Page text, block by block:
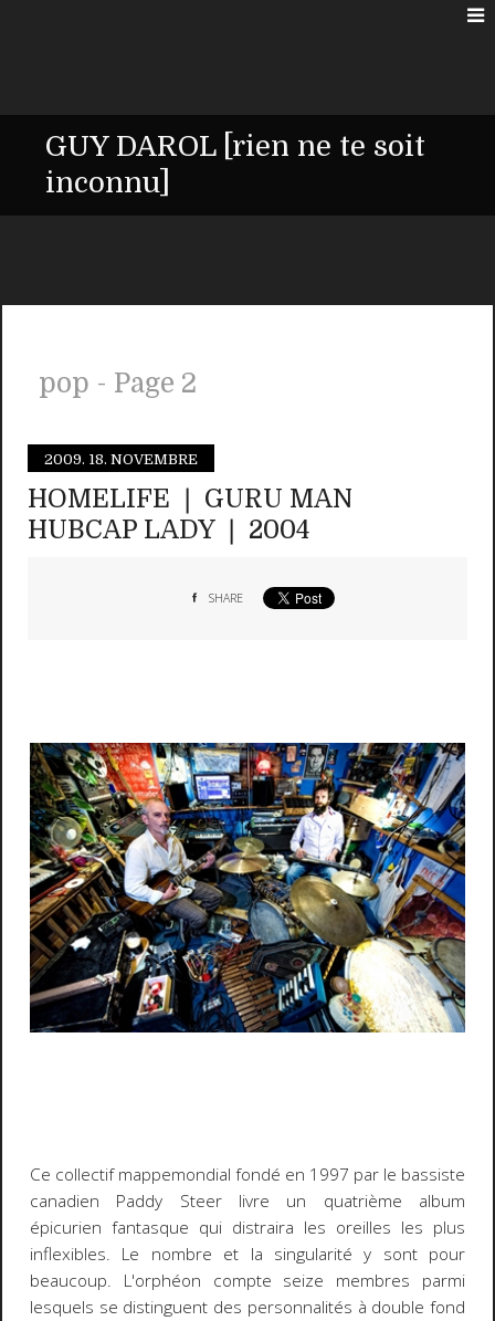
GUY DAROL [rien ne te soit
inconnu]
pop - Page 2
2009. 18. NOVEMBRE
HOMELIFE ❘ GURU MAN
HUBCAP LADY ❘ 2004
SHARE
Ce collectif mappemondial fondé en 1997 par le bassiste
canadien Paddy Steer livre un quatrième album
épicurien fantasque qui distraira les oreilles les plus
inflexibles. Le nombre et la singularité y sont pour
beaucoup. L'orphéon compte seize membres parmi
lesquels se distinguent des personnalités à double fond